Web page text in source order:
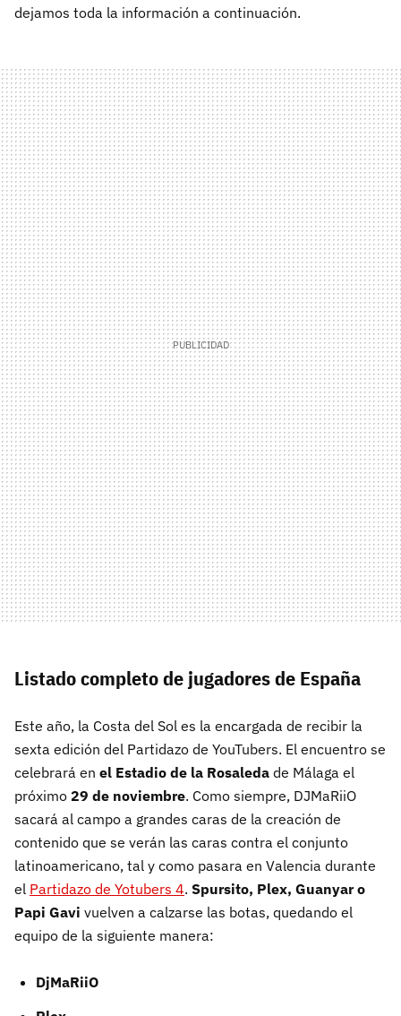
dejamos toda la información a continuación.
Listado completo de jugadores de España
Este año, la Costa del Sol es la encargada de recibir la
sexta edición del Partidazo de YouTubers. El encuentro se
celebrará en el Estadio de la Rosaleda de Málaga el
próximo 29 de noviembre. Como siempre, DJMaRiiO
sacará al campo a grandes caras de la creación de
contenido que se verán las caras contra el conjunto
latinoamericano, tal y como pasara en Valencia durante
el Partidazo de Yotubers 4. Spursito, Plex, Guanyar o
Papi Gavi vuelven a calzarse las botas, quedando el
equipo de la siguiente manera:
DjMaRiiO